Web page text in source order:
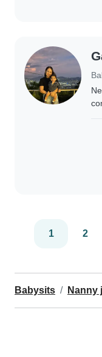
1 2
Babysits Nanny